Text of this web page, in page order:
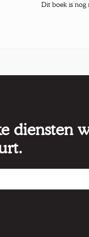
Dit boek is nog
diensten